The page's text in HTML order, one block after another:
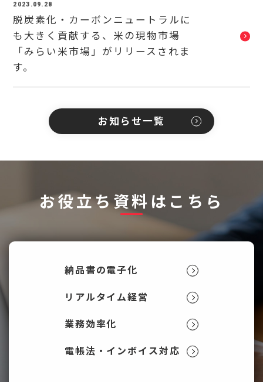
2023.09.28
脱炭素化・カーボンニュートラルに
も大きく貢献する、米の現物市場
「みらい米市場」がリリースされま
す。
お知らせ一覧
お役立ち資料はこちら
納品書の電子化
リアルタイム経営
業務効率化
電帳法・インボイス対応